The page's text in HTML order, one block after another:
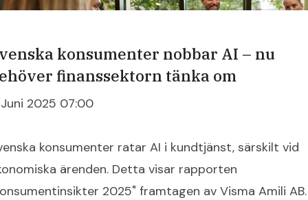
konsumenter nobbar AI – nu
finanssektorn tänka om
2025 07:00
konsumenter ratar AI i kundtjänst, särskilt vid
ärenden. Detta visar rapporten
2025" framtagen av Visma Amili AB.